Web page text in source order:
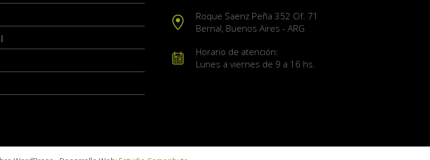
Roque Saenz Peña 352 Of. 71
Bernal, Buenos Aires - ARG
Horario de atención:
Lunes a viernes de 9 a 16 hs.